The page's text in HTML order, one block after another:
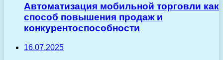
Автоматизация мобильной торговли как
способ повышения продаж и
конкурентоспособности
16.07.2025